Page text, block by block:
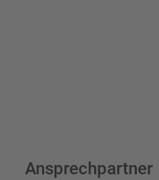
Ansprechpartner